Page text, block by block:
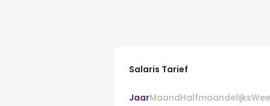
Salaris Tarief
JaarMaandHalfmaandelijks